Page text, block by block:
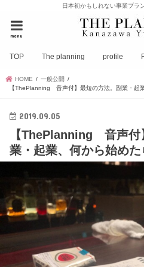
日本初かもしれない事業プ
menu
TOP The planning profile
HOME
一般公開
【ThePlanning 音声付】最短の方法。副業・起
2019.09.05
【ThePlanning 音声付
業・起業、何から始めた